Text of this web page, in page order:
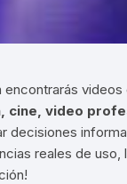
encontrarás videos
cine, video
decisiones
reales de